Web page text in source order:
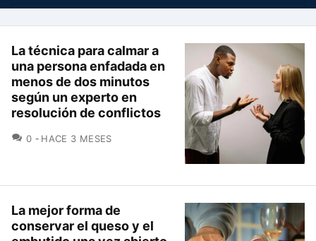
La técnica para calmar a
una persona enfadada en
menos de dos minutos
según un experto en
resolución de conflictos
0 COMENTARIOS
HACE 3 MESES
La mejor forma de
conservar el queso y el